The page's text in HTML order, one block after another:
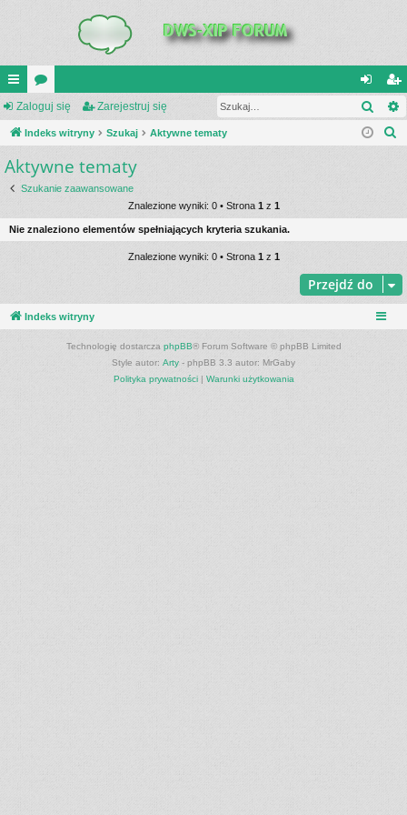
UI
C
K
_L
IN
K
or
a
al
og
ę
ar
ej
j
si
Zaloguj się Zarejestruj się
Indeks witryny Szukaj Aktywne tematy
Aktywne tematy
Szukanie zaawansowane
Znalezione wyniki: 0 • Strona 1 z 1
Nie znaleziono elementów spełniających kryteria szukania.
Znalezione wyniki: 0 • Strona 1z 1
Przejdź do
Indeks witryny
Technologię dostarcza phpBB® Forum Software © phpBB Limited
Style autor: Arty - phpBB 3.3 autor: MrGaby
Polityka prywatności| Warunki użytkowania